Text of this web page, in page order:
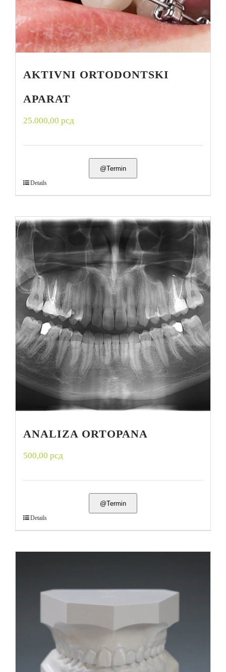
AKTIVNI ORTODONTSKI
APARAT
25.000,00 рсд
@Termin
Details
ANALIZA ORTOPANA
500,00 рсд
@Termin
Details